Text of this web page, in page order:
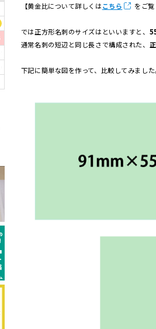
【黄金比について詳しくはこちら をご覧
では正方形名刺のサイズはといいますと、
通常名刺の短辺と同じ長さで構成された、
下記に簡単な図を作って、比較してみました